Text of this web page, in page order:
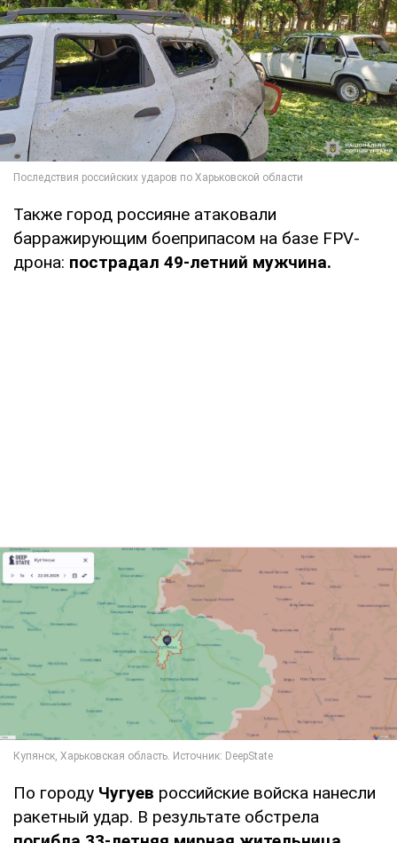
Также город россияне атаковали
барражирующим боеприпасом на базе FPV-
дрона: пострадал 49-летний мужчина.
По городу Чугуев российские войска нанесли
ракетный удар. В результате обстрела